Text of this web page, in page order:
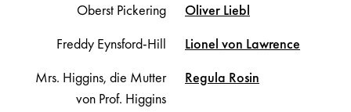
Oberst Pickering Oliver Liebl
Freddy Eynsford-Hill
Lionel von Lawrence
Mrs. Higgins, die Mutter
von Prof. Higgins
Regula Rosin